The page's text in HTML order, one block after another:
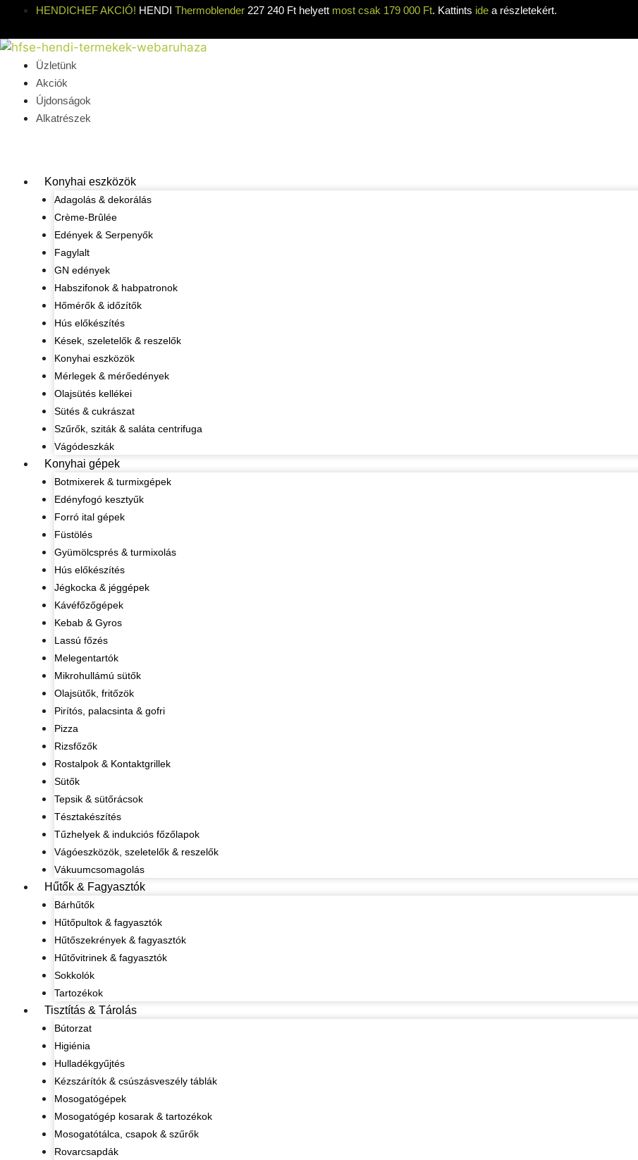
Kilépés
tartalomba
HENDICHEF AKCIÓ! HENDI Thermoblender 227 240 Ft helyett most csak 179 000 Ft. Kattints ide a részletekért.
Üzletünk
Akciók
Újdonságok
Alkatrészek
Konyhai eszközök
Adagolás & dekorálás
Crème-Brûlée
Edények & Serpenyők
Fagylalt
GN edények
Habszifonok & habpatronok
Hőmérők & időzítők
Hús előkészítés
Kések, szeletelők & reszelők
Konyhai eszközök
Mérlegek & mérőedények
Olajsütés kellékei
Sütés & cukrászat
Szűrők, sziták & saláta centrifuga
Vágódeszkák
Konyhai gépek
Botmixerek & turmixgépek
Edényfogó kesztyűk
Forró ital gépek
Füstölés
Gyümölcsprés & turmixolás
Hús előkészítés
Jégkocka & jéggépek
Kávéfőzőgépek
Kebab & Gyros
Lassú főzés
Melegentartók
Mikrohullámú sütők
Olajsütők, fritőzök
Pirítós, palacsinta & gofri
Pizza
Rizsfőzők
Rostalpok & Kontaktgrillek
Sütők
Tepsik & sütőrácsok
Tésztakészítés
Tűzhelyek & indukciós főzőlapok
Vágóeszközök, szeletelők & reszelők
Vákuumcsomagolás
Hűtők & Fagyasztók
Bárhűtők
Hűtőpultok & fagyasztók
Hűtőszekrények & fagyasztók
Hűtővitrinek & fagyasztók
Sokkolók
Tartozékok
Tisztítás & Tárolás
Bútorzat
Higiénia
Hulladékgyűjtés
Kézszárítók & csúszásveszély táblák
Mosogatógépek
Mosogatógép kosarak & tartozékok
Mosogatótálca, csapok & szűrők
Rovarcsapdák